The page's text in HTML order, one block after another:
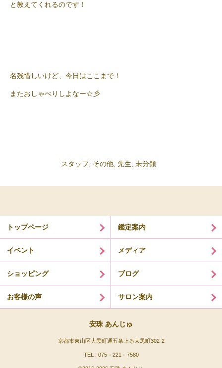
と教えてくれるのです！
名残惜しいけど、今日はここまで！
またおしゃべりしよなー☆彡
スタッフ その他 先生 未分類
トップページ 鑑定案内
イベント メディア
ショッピング ブログ
お客様の声 サロン案内
安珠 あんじゅ
京都市東山区大黒町通五条上る大黒町302-2
TEL : 075－221－7580